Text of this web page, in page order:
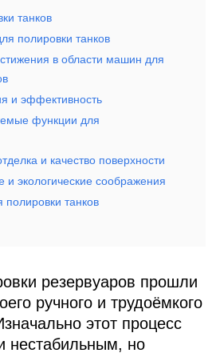
танков
полировки танков
в области машин для
и эффективность
функции для
и качество поверхности
и экологические соображения
танков
резервуаров прошли
ручного и трудоёмкого
этот процесс
нестабильным, но